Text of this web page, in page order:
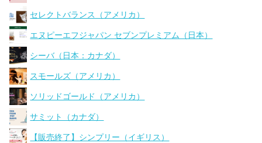
セレクトバランス（アメリカ）
エヌピーエフジャパン セブンプレミアム（日本）
シーバ（日本：カナダ）
スモールズ（アメリカ）
ソリッドゴールド（アメリカ）
サミット（カナダ）
【販売終了】シンプリー（イギリス）